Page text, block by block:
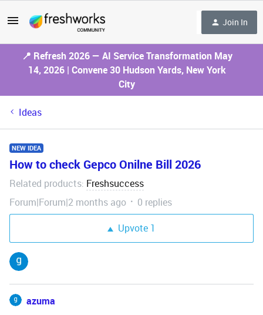
Join In
📍 Refresh 2026 — AI Service Transformation May
14, 2026 | Convene 30 Hudson Yards, New York
City
Ideas
NEW IDEA
How to check Gepco Onilne Bill 2026
Related products: Freshsuccess
Forum|Forum|2 months ago
0 replies
Upvote 1
azuma